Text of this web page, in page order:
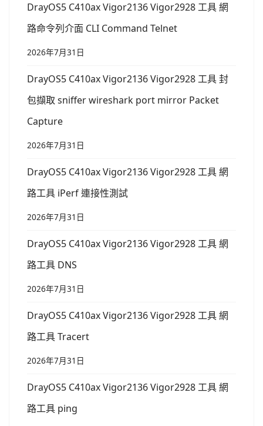
DrayOS5 C410ax Vigor2136 Vigor2928 工具 網
路命令列介面 CLI Command Telnet
2026年7月31日
DrayOS5 C410ax Vigor2136 Vigor2928 工具 封
包擷取 sniffer wireshark port mirror Packet
Capture
2026年7月31日
DrayOS5 C410ax Vigor2136 Vigor2928 工具 網
路工具 iPerf 連接性測試
2026年7月31日
DrayOS5 C410ax Vigor2136 Vigor2928 工具 網
路工具 DNS
2026年7月31日
DrayOS5 C410ax Vigor2136 Vigor2928 工具 網
路工具 Tracert
2026年7月31日
DrayOS5 C410ax Vigor2136 Vigor2928 工具 網
路工具 ping